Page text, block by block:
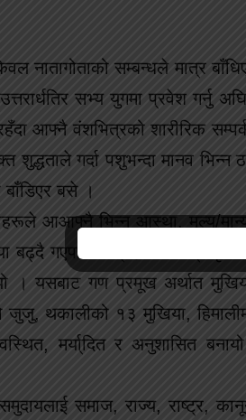
नातागोताको सम्बन्धले मात्र
सभ्य युगमा प्रवेश गर्नु
आफ्नै वंशभित्रको शारीरिक
शुद्धताले गर्दा पशुभन्दा मानव
बसे ।
आआफ्नै भिन्न आस्था, मूल्य/
बढ्दै गएपछि गोत्रहरू बीच
। यसबाट गण प्रमूख अर्थात
जुजु, थकालीको १३ मुखिया,
मर्या्दित र अनुशासित
समाज, राज्य, राष्ट्र,